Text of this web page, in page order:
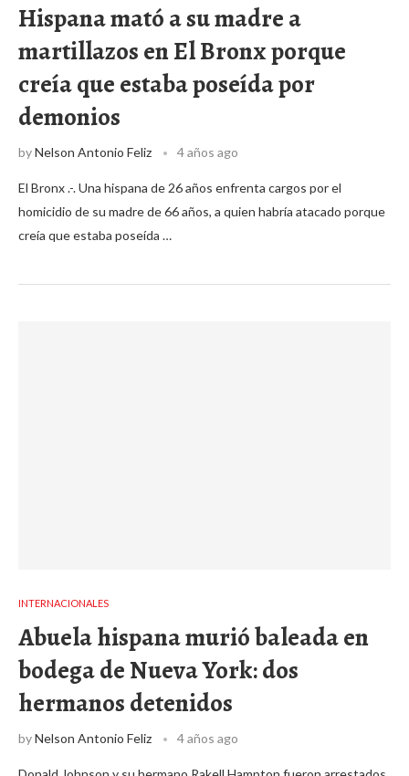
Hispana mató a su madre a
martillazos en El Bronx porque
creía que estaba poseída por
demonios
byNelson Antonio Feliz 4 años ago
El Bronx .-. Una hispana de 26 años enfrenta cargos por el
homicidio de su madre de 66 años, a quien habría atacado porque
creía que estaba poseída …
INTERNACIONALES
Abuela hispana murió baleada en
bodega de Nueva York: dos
hermanos detenidos
byNelson Antonio Feliz 4 años ago